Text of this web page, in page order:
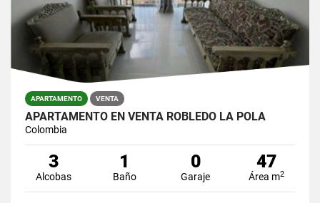
APARTAMENTO VENTA
APARTAMENTO EN VENTA ROBLEDO LA POLA
Colombia
3
Alcobas
1
Baño
0
Garaje
47
Área m2